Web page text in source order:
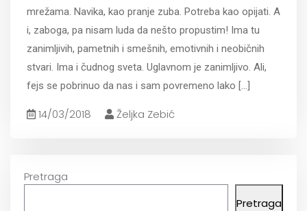
mrežama. Navika, kao pranje zuba. Potreba kao opijati. A
i, zaboga, pa nisam luda da nešto propustim! Ima tu
zanimljivih, pametnih i smešnih, emotivnih i neobičnih
stvari. Ima i čudnog sveta. Uglavnom je zanimljivo. Ali,
fejs se pobrinuo da nas i sam povremeno lako [...]
14/03/2018 Željka Zebić
Pretraga
Pretraga